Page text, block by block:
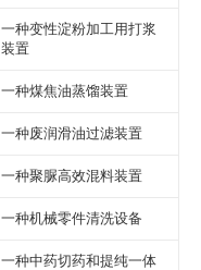
一种变性淀粉加工用打浆
装置
一种煤焦油蒸馏装置
一种废润滑油过滤装置
一种聚脲高效混料装置
一种机械零件清洗设备
一种中药切药和提纯一体